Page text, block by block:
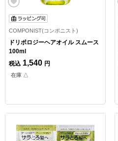
COMPONIST(コンポニスト)
ドリポロジーヘアオイル スムース
100ml
税込 1,540 円
在庫 △